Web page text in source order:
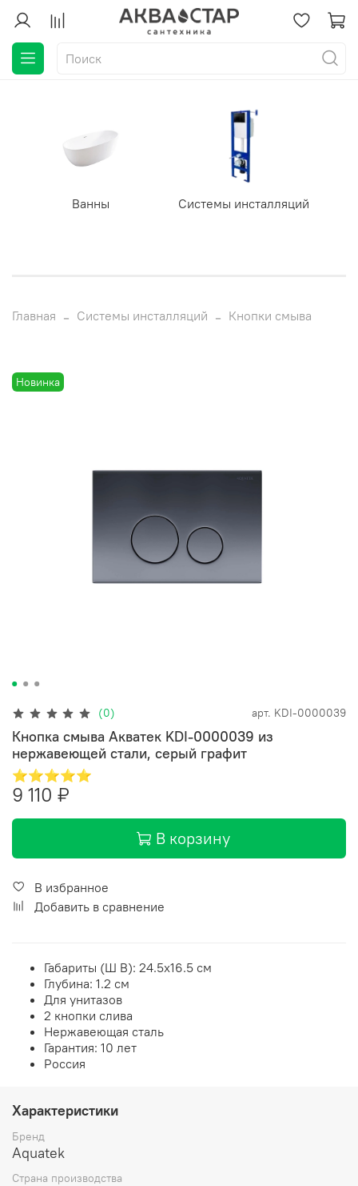
Ванны Системы инсталляций
Главная Системы инсталляций Кнопки смыва
Новинка
(0) арт. KDI-0000039
Кнопка смыва Акватек KDI-0000039 из
нержавеющей стали, серый графит
⭐⭐⭐⭐⭐
9 110 ₽
В корзину
В избранное
Добавить в сравнение
Габариты (Ш В): 24.5x16.5 см
Глубина: 1.2 см
Для унитазов
2 кнопки слива
Нержавеющая сталь
Гарантия: 10 лет
Россия
Характеристики
Бренд
Aquatek
Страна производства